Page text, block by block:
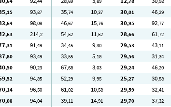
,64 ,44 ,69 ,89 ,78 ,98
,15 93,87 35,74 10,37 30,01 46,29
,64 98,09 46,67 15,76 30,95 92,77
,63 214,2 54,52 11,52 28,66 61,72
,31 91,49 34,45 9,30 29,53 43,11
,80 93,49 33,55 5,18 29,56 31,34
,50 90,23 67,68 3,03 29,24 46,20
,52 94,85 52,29 9,95 25,27 30,58
,14 96,50 61,02 10,58 29,59 32,41
,08 94,04 39,11 14,91 29,70 37,32